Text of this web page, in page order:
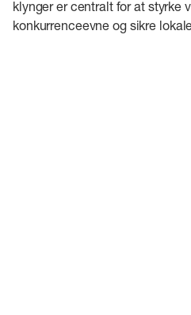
klynger er centralt for at styrke
konkurrenceevne og sikre